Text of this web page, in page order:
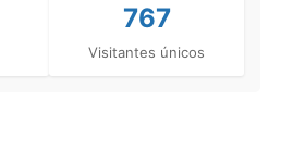
767
Visitantes únicos